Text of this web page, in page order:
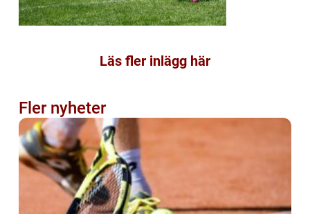
Läs fler inlägg här
Fler nyheter